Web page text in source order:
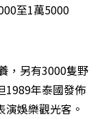
至1萬5000
，另有3000隻野
1989年泰國發佈
娛樂觀光客。